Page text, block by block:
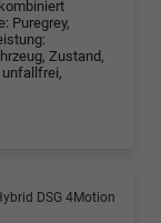
Puregrey,
Zustand,
DSG 4Motion